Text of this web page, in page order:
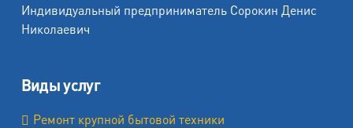
Индивидуальный предприниматель Сорокин Денис
Николаевич
Виды услуг
Ремонт крупной бытовой техники